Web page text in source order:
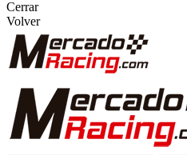
Cerrar
Volver